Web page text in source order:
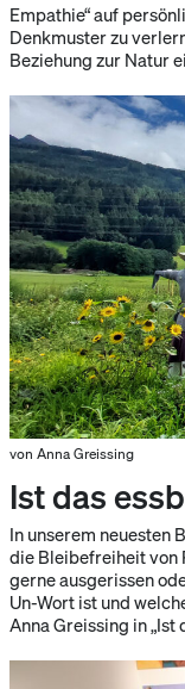
Empathie“ auf
Denkmuster zu
Beziehung zur Natur
von Anna Greissing
Ist das
In unserem neuesten
die Bleibefreiheit von
gerne ausgerissen
Un-Wort ist und
Anna Greissing in „Ist